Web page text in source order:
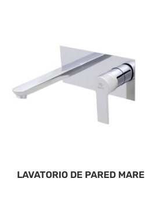
LAVATORIO DE PARED MARE